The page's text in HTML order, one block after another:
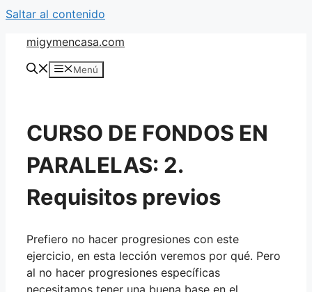
Saltar al contenido
migymencasa.com
Menú
CURSO DE FONDOS EN
PARALELAS: 2.
Requisitos previos
Prefiero no hacer progresiones con este
ejercicio, en esta lección veremos por qué. Pero
al no hacer progresiones específicas